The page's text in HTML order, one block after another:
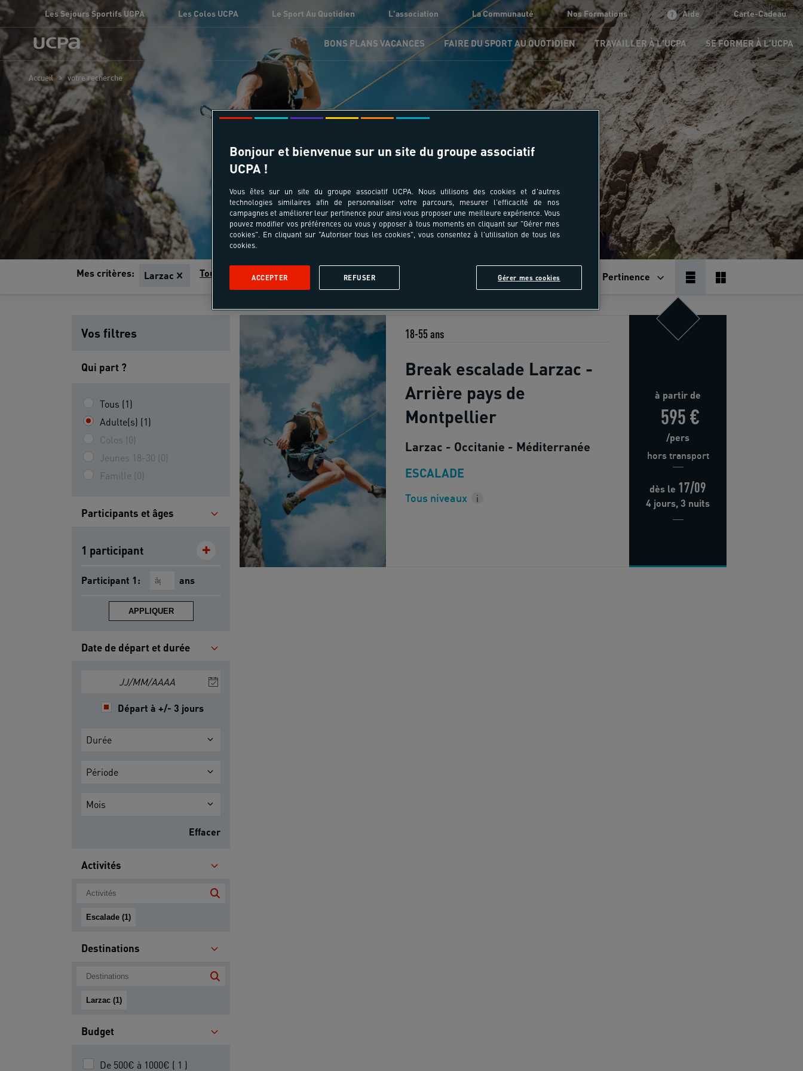
Les Sejours Sportifs UCPA Les Colos UCPA Le Sport Au Quotidien L'association La Communauté Nos Formations Aide Carte-Cadeau
BONS PLANS VACANCES FAIRE DU SPORT AU QUOTIDIEN TRAVAILLER À L'UCPA SE FORMER À L'UCPA
Accueil > votre recherche
Nombre de résultats trouvés : 1
Mes critères: Larzac Tout effacer Pertinence
Vos filtres
Qui part ?
Tous (1)
Adulte(s) (1)
Colos (0)
Jeunes 18-30 (0)
Famille (0)
Participants et âges
1 participant
Participant 1: ans
APPLIQUER
Date de départ et durée
JJ/MM/AAAA
Départ à +/- 3 jours
Durée
Période
Mois
Effacer
Activités
Escalade (1)
Destinations
Larzac (1)
Budget
De 500€ à 1000€ ( 1 )
18-55 ans
Break escalade Larzac -
Arrière pays de
Montpellier
Larzac - Occitanie - Méditerranée
ESCALADE
Tous niveaux i
à partir de
595 €
/pers
hors transport
dès le 17/09
4 jours, 3 nuits
Bonjour et bienvenue sur un site du groupe associatif
UCPA !
Vous êtes sur un site du groupe associatif UCPA. Nous utilisons des cookies et d'autres
technologies similaires afin de personnaliser votre parcours, mesurer l'efficacité de nos
campagnes et améliorer leur pertinence pour ainsi vous proposer une meilleure expérience. Vous
pouvez modifier vos préférences ou vous y opposer à tous moments en cliquant sur "Gérer mes
cookies". En cliquant sur "Autoriser tous les cookies", vous consentez à l'utilisation de tous les
cookies.
Gérer mes cookies
REFUSER
ACCEPTER